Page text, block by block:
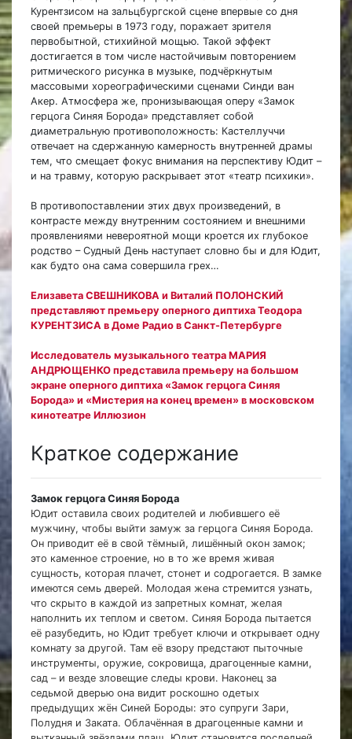
Курентзисом на зальцбургской сцене впервые со дня
своей премьеры в 1973 году, поражает зрителя
первобытной, стихийной мощью. Такой эффект
достигается в том числе настойчивым повторением
ритмического рисунка в музыке, подчёркнутым
массовыми хореографическими сценами Синди ван
Акер. Атмосфера же, пронизывающая оперу «Замок
герцога Синяя Борода» представляет собой
диаметральную противоположность: Кастеллуччи
отвечает на сдержанную камерность внутренней драмы
тем, что смещает фокус внимания на перспективу Юдит –
и на травму, которую раскрывает этот «театр психики».
В противопоставлении этих двух произведений, в
контрасте между внутренним состоянием и внешними
проявлениями невероятной мощи кроется их глубокое
родство – Судный День наступает словно бы и для Юдит,
как будто она сама совершила грех…
Елизавета СВЕШНИКОВА и Виталий ПОЛОНСКИЙ
представляют премьеру оперного диптиха Теодора
КУРЕНТЗИСА в Доме Радио в Санкт-Петербурге
Исследователь музыкального театра МАРИЯ
АНДРЮЩЕНКО представила премьеру на большом
экране оперного диптиха «Замок герцога Синяя
Борода» и «Мистерия на конец времен» в московском
кинотеатре Иллюзион
Краткое содержание
Замок герцога Синяя Борода
Юдит оставила своих родителей и любившего её
мужчину, чтобы выйти замуж за герцога Синяя Борода.
Он приводит её в свой тёмный, лишённый окон замок;
это каменное строение, но в то же время живая
сущность, которая плачет, стонет и содрогается. В замке
имеются семь дверей. Молодая жена стремится узнать,
что скрыто в каждой из запретных комнат, желая
наполнить их теплом и светом. Синяя Борода пытается
её разубедить, но Юдит требует ключи и открывает одну
комнату за другой. Там её взору предстают пыточные
инструменты, оружие, сокровища, драгоценные камни,
сад – и везде зловещие следы крови. Наконец за
седьмой дверью она видит роскошно одетых
предыдущих жён Синей Бороды: это супруги Зари,
Полудня и Заката. Облачённая в драгоценные камни и